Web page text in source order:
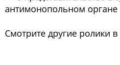
антимонопольном органе
Смотрите другие ролики в